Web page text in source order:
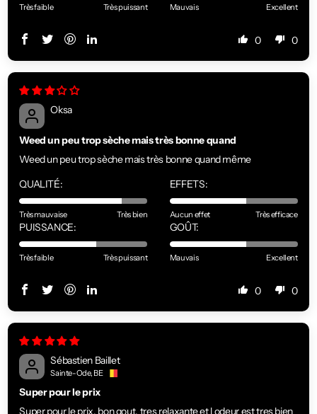
Très faible Très puissant Mauvais Excellent
0 0
Oksa
Weed un peu trop sèche mais très bonne quand
Weed un peu trop sèche mais très bonne quand même
QUALITÉ:
Très mauvaise Très bien
EFFETS:
Aucun effet Très efficace
PUISSANCE:
Très faible Très puissant
GOÛT:
Mauvais Excellent
0 0
Sébastien Baillet
Sainte-Ode, BE
Super pour le prix